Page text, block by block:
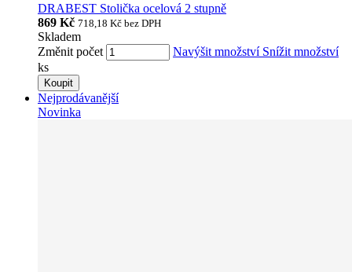
DRABEST Stolička ocelová 2 stupně
869 Kč 718,18 Kč bez DPH
Skladem
Změnit počet
Navýšit množství Snížit množství
ks
Koupit
Nejprodávanější
Novinka